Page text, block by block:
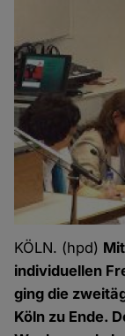
KÖLN. (hpd)
individuellen
ging die
Köln zu Ende.